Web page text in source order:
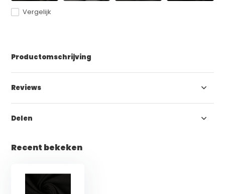
Vergelijk
Productomschrijving
Reviews
Delen
Recent bekeken